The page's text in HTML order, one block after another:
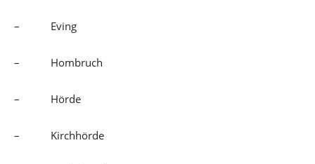
– Eving
– Hombruch
– Hörde
– Kirchhörde